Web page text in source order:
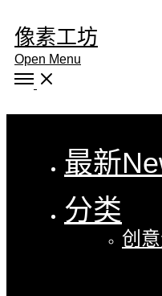
像素工坊
Open Menu
最新
分类
创